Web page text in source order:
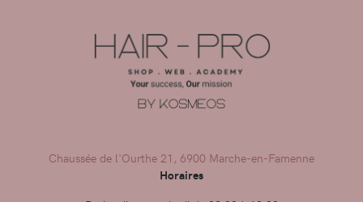
Chaussée de l'Ourthe 21, 6900 Marche-en-Famenne
Horaires